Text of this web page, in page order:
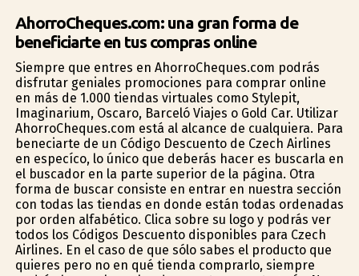
AhorroCheques.com: una gran forma de
beneficiarte en tus compras online
Siempre que entres en AhorroCheques.com podrás
disfrutar geniales promociones para comprar online
en más de 1.000 tiendas virtuales como Stylepit,
Imaginarium, Oscaro, Barceló Viajes o Gold Car. Utilizar
AhorroCheques.com está al alcance de cualquiera. Para
beneficiarte de un Código Descuento de Czech Airlines
en específico, lo único que deberás hacer es buscarla en
el buscador en la parte superior de la página. Otra
forma de buscar consiste en entrar en nuestra sección
con todas las tiendas en donde están todas ordenadas
por orden alfabético. Clica sobre su logo y podrás ver
todos los Códigos Descuento disponibles para Czech
Airlines. En el caso de que sólo sabes el producto que
quieres pero no en qué tienda comprarlo, siempre